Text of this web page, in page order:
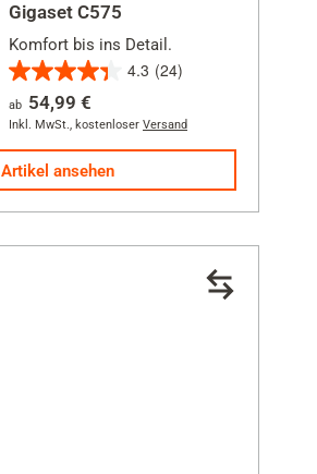
Gigaset C575
Komfort bis ins Detail.
4.3 (24)
4.3
von
Sternen.
24
Bewertungen
ab 54,99 €
Inkl. MwSt., kostenloser Versand
Artikel ansehen